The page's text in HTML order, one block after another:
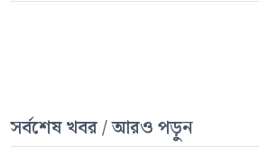
সর্বশেষ খবর / আরও পড়ুন